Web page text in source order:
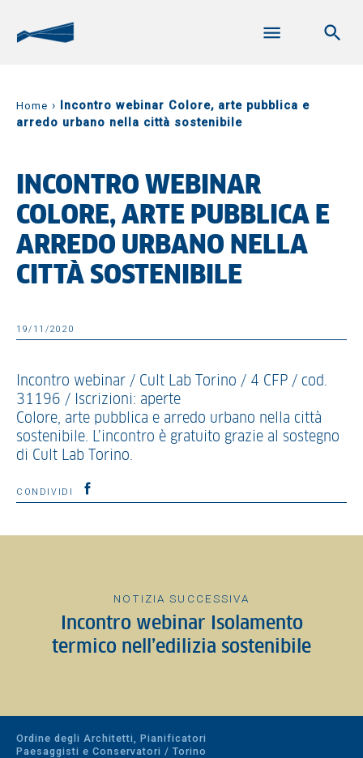
Home ›
Incontro webinar Colore, arte pubblica e
arredo urbano nella città sostenibile
INCONTRO WEBINAR
COLORE, ARTE PUBBLICA E
ARREDO URBANO NELLA
CITTÀ SOSTENIBILE
19/11/2020
Incontro webinar / Cult Lab Torino / 4 CFP / cod.
31196 / Iscrizioni: aperte
Colore, arte pubblica e arredo urbano nella città
sostenibile. L’incontro è gratuito grazie al sostegno
di Cult Lab Torino.
CONDIVIDI
NOTIZIA SUCCESSIVA
Incontro webinar Isolamento
termico nell’edilizia sostenibile
Ordine degli Architetti, Pianificatori
Paesaggisti e Conservatori / Torino